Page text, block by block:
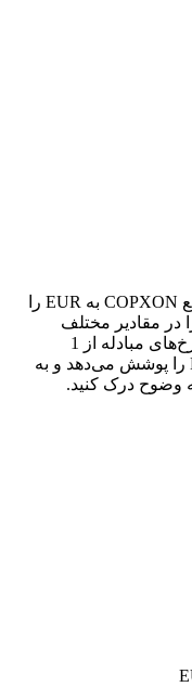
در جدول بالا، نمودار داده‌های تبدیل جامع COPXON به EUR را
در مقادیر مختلف
تبدیل رایج نشان می‌دهد. این فهرست نرخ‌های مبادله از 1
COPXON تا 10000 COPXON به EUR را پوشش می‌دهد و به
وضوح درک کنید.